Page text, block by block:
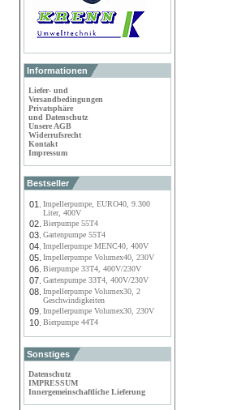
Informationen
Liefer- und
Versandbedingungen
Privatsphäre
und Datenschutz
Unsere AGB
Widerrufsrecht
Kontakt
Impressum
Bestseller
01.
Impellerpumpe, EURO40, 9.300
Liter, 400V
02. Bierpumpe 55T4
03. Gartenpumpe 55T4
04. Impellerpumpe MENC40, 400V
05. Impellerpumpe Volumex40, 230V
06. Bierpumpe 33T4, 400V/230V
07. Gartenpumpe 33T4, 400V/230V
08. Impellerpumpe Volumex30, 2
Geschwindigkeiten
09. Impellerpumpe Volumex30, 230V
10. Bierpumpe 44T4
Sonstiges
Datenschutz
IMPRESSUM
Innergemeinschaftliche Lieferung